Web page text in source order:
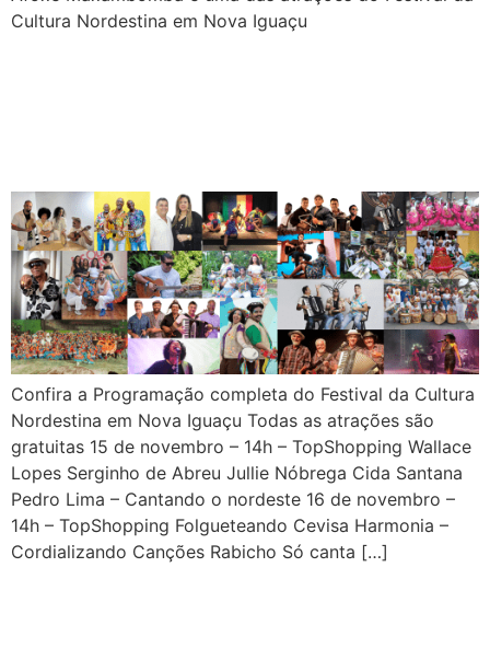
Cultura Nordestina em Nova Iguaçu
Confira a Programação completa do Festival da Cultura
Nordestina em Nova Iguaçu Todas as atrações são
gratuitas 15 de novembro – 14h – TopShopping Wallace
Lopes Serginho de Abreu Jullie Nóbrega Cida Santana
Pedro Lima – Cantando o nordeste 16 de novembro –
14h – TopShopping Folgueteando Cevisa Harmonia –
Cordializando Canções Rabicho Só canta […]